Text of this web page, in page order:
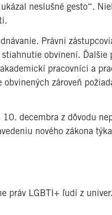
neslušné gesto“.
Právni
obvinení.
pracovníci a
zároveň
decembra z dôvodu
nového zákona
práv LGBTI+ ľudí z